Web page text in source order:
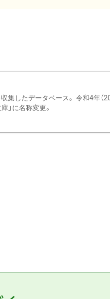
したデータベース。 令和4年（
」に名称変更。